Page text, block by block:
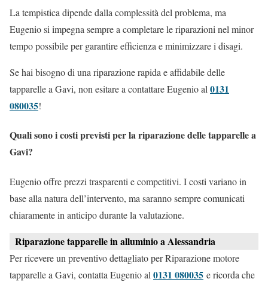
La tempistica dipende dalla complessità del problema, ma
Eugenio si impegna sempre a completare le riparazioni nel minor
tempo possibile per garantire efficienza e minimizzare i disagi.
Se hai bisogno di una riparazione rapida e affidabile delle
tapparelle a Gavi, non esitare a contattare Eugenio al0131
080035!
Quali sono i costi previsti per la riparazione delle tapparelle a
Gavi?
Eugenio offre prezzi trasparenti e competitivi. I costi variano in
base alla natura dell’intervento, ma saranno sempre comunicati
chiaramente in anticipo durante la valutazione.
Riparazione tapparelle in alluminio a Alessandria
Per ricevere un preventivo dettagliato per Riparazione motore
tapparelle a Gavi, contatta Eugenio al 0131 080035 e ricorda che